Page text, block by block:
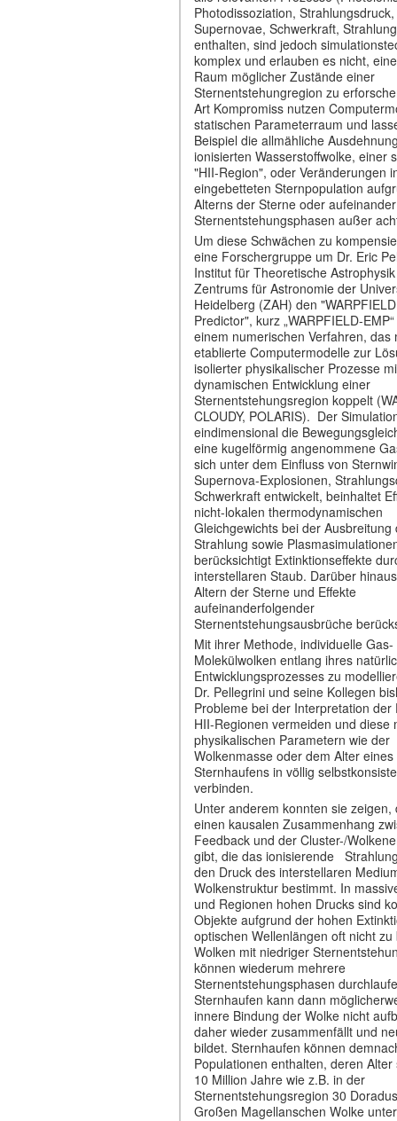
Photodissoziation,
Supernovae, Schwerkraft,
enthalten, sind jedoch
komplex und erlauben es nicht,
Raum möglicher Zustände einer
Sternentstehungregion zu
Art Kompromiss nutzen
statischen Parameterraum und
Beispiel die allmähliche
ionisierten Wasserstoffwolke, einer
"HII-Region", oder Veränderungen
eingebetteten Sternpopulation
Alterns der Sterne oder
Sternentstehungsphasen außer
Um diese Schwächen zu
eine Forschergruppe um Dr. Eric
Institut für Theoretische
Zentrums für Astronomie der
Heidelberg (ZAH) den
Predictor", kurz „WARPFIELD-
einem numerischen Verfahren, das
etablierte Computermodelle zur
isolierter physikalischer Prozesse
dynamischen Entwicklung einer
Sternentstehungsregion koppelt
CLOUDY, POLARIS). Der
eindimensional die
eine kugelförmig angenommene
sich unter dem Einfluss von
Supernova-Explosionen,
Schwerkraft entwickelt, beinhaltet
nicht-lokalen thermodynamischen
Gleichgewichts bei der Ausbreitung
Strahlung sowie
berücksichtigt Extinktionseffekte
interstellaren Staub. Darüber
Altern der Sterne und Effekte
aufeinanderfolgender
Sternentstehungsausbrüche
Mit ihrer Methode, individuelle Gas-
Molekülwolken entlang ihres
Entwicklungsprozesses zu
Dr. Pellegrini und seine Kollegen
Probleme bei der Interpretation der
HII-Regionen vermeiden und diese
physikalischen Parametern wie der
Wolkenmasse oder dem Alter eines
Sternhaufens in völlig
verbinden.
Unter anderem konnten sie zeigen,
einen kausalen Zusammenhang
Feedback und der Cluster-/
gibt, die das ionisierende
den Druck des interstellaren
Wolkenstruktur bestimmt. In
und Regionen hohen Drucks sind
Objekte aufgrund der hohen
optischen Wellenlängen oft nicht
Wolken mit niedriger
können wiederum mehrere
Sternentstehungsphasen
Sternhaufen kann dann
innere Bindung der Wolke nicht
daher wieder zusammenfällt und
bildet. Sternhaufen können
Populationen enthalten, deren
10 Million Jahre wie z.B. in der
Sternentstehungsregion 30
Großen Magellanschen Wolke